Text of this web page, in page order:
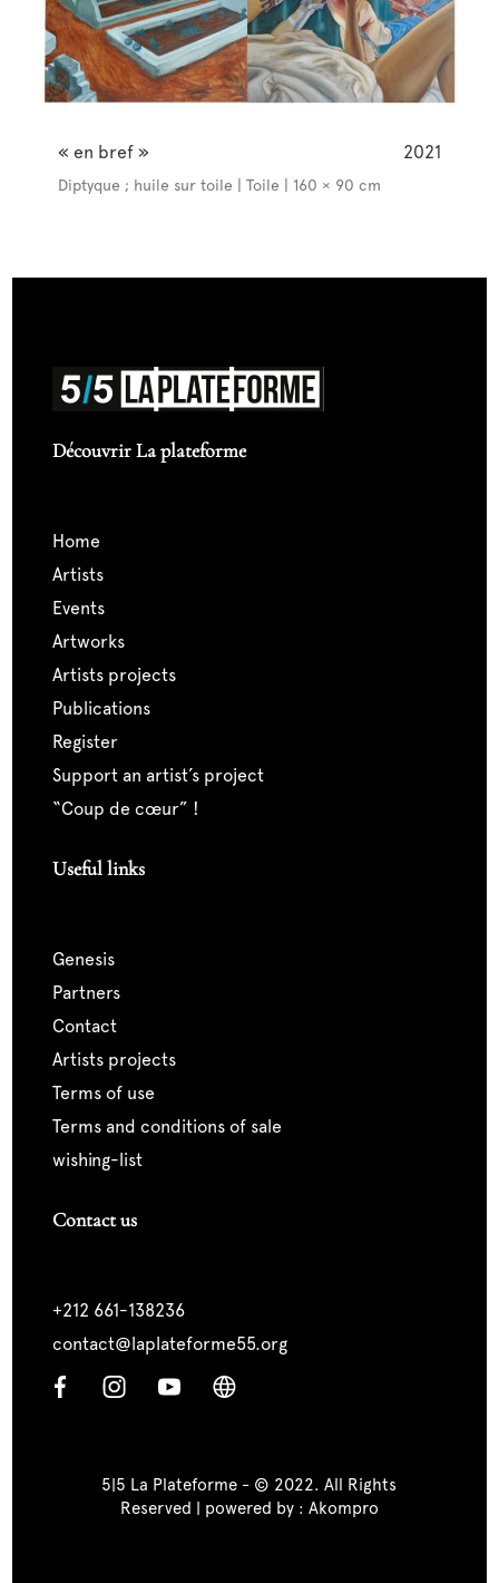
« en bref » 2021
Diptyque ; huile sur toile | Toile | 160 × 90 cm
Découvrir La plateforme
home
artists
events
artworks
artists projects
publications
register
support an artist’s project
“coup de cœur” !
Useful links
genesis
partners
contact
artists projects
terms of use
terms and conditions of sale
wishing-list
Contact us
+212 661-138236
contact@laplateforme55.org
5|5 La Plateforme - © 2022. All Rights
Reserved | powered by : Akompro